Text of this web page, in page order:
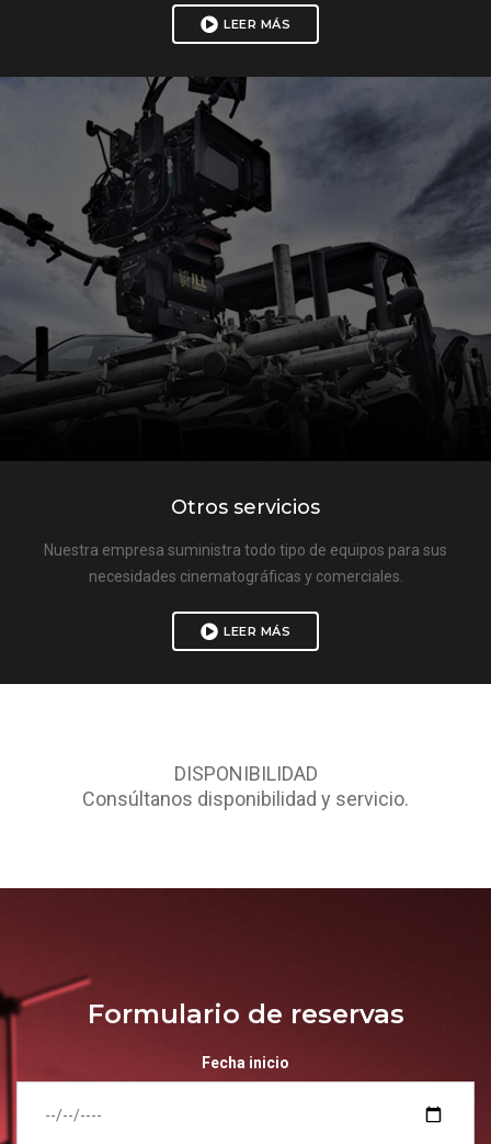
LEER MÁS
Otros servicios
Nuestra empresa suministra todo tipo de equipos para sus
necesidades cinematográficas y comerciales.
LEER MÁS
DISPONIBILIDAD
Consúltanos disponibilidad y servicio.
Formulario de reservas
Fecha inicio